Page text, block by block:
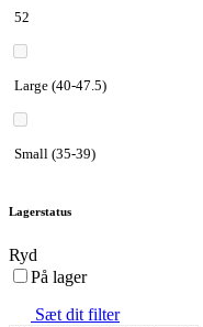
52
Large (40-47.5)
Small (35-39)
Lagerstatus
Ryd
På lager
Sæt dit filter